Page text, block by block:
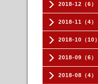
2018-12（6）
2018-11（4）
2018-10（10）
2018-09（6）
2018-08（4）